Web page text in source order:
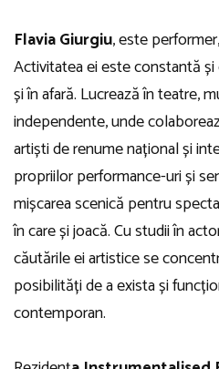
Flavia Giurgiu, este
Activitatea ei este constantă
și în afară. Lucrează în teatre,
independente, unde
artiști de renume național și
propriilor performance-uri și
mișcarea scenică pentru
în care și joacă. Cu studii în
căutările ei artistice se
posibilități de a exista și
contemporan.